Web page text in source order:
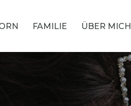
FAMILIE ÜBER MICH